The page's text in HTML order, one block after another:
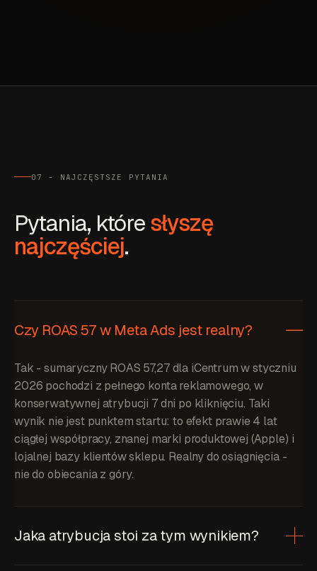
07 - NAJCZĘSTSZE PYTANIA
Pytania, któresłyszę
najczęściej.
Czy ROAS 57 w Meta Ads jest realny?
Tak - sumaryczny ROAS 57,27 dla iCentrum w styczniu
2026 pochodzi z pełnego konta reklamowego, w
konserwatywnej atrybucji 7 dni po kliknięciu. Taki
wynik nie jest punktem startu: to efekt prawie 4 lat
ciągłej współpracy, znanej marki produktowej (Apple) i
lojalnej bazy klientów sklepu. Realny do osiągnięcia -
nie do obiecania z góry.
Jaka atrybucja stoi za tym wynikiem?